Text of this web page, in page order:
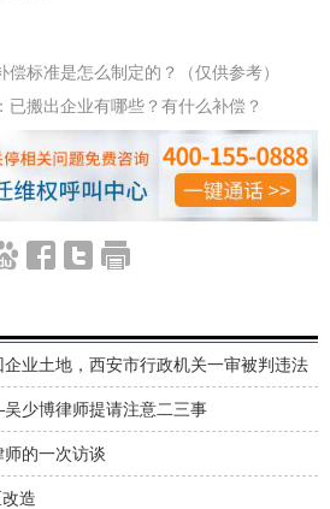
偿标准是怎么制定的？（仅供参考）
已搬出企业有哪些？有什么补偿？
业土地，西安市行政机关一审被判违法
少博律师提请注意二三事
的一次访谈
造